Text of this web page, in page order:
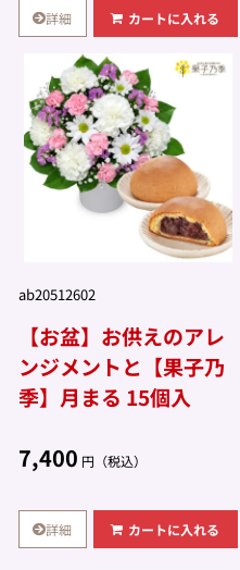
詳細 カートに入れる
ab20512602
【お盆】お供えのアレ
ンジメントと【果子乃
季】月まる 15個入
7,400 円（税込）
詳細 カートに入れる